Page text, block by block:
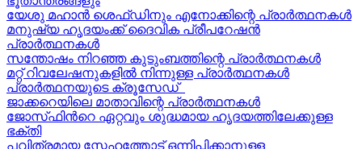
യേശു മഹാന്‍ ശെഫ്ഡിനും എനോക്കിന്റെ പ്രാർത്ഥനകള്‍
മനുഷ്യ ഹൃദയംക്ക് ദൈവിക പ്രീപറേഷൻ
പ്രാർത്ഥനകൾ
സന്തോഷം നിറഞ്ഞ കുടുംബത്തിന്റെ പ്രാർത്ഥനകള്‍
മറ്റ് റിവലേഷനുകളിൽ നിന്നുള്ള പ്രാർത്ഥനകൾ
പ്രാർത്ഥനയുടെ ക്രൂസേഡ്
ജാക്കറെയിലെ മാതാവിന്റെ പ്രാർത്ഥനകൾ
ജോസ്‌ഫിന്‍റെ ഏറ്റവും ശുദ്ധമായ ഹൃദയത്തിലേക്കുള്ള
ഭക്തി
പവിത്രമായ സ്നേഹത്തോട് ഒന്നിപ്പിക്കാനുള്ള